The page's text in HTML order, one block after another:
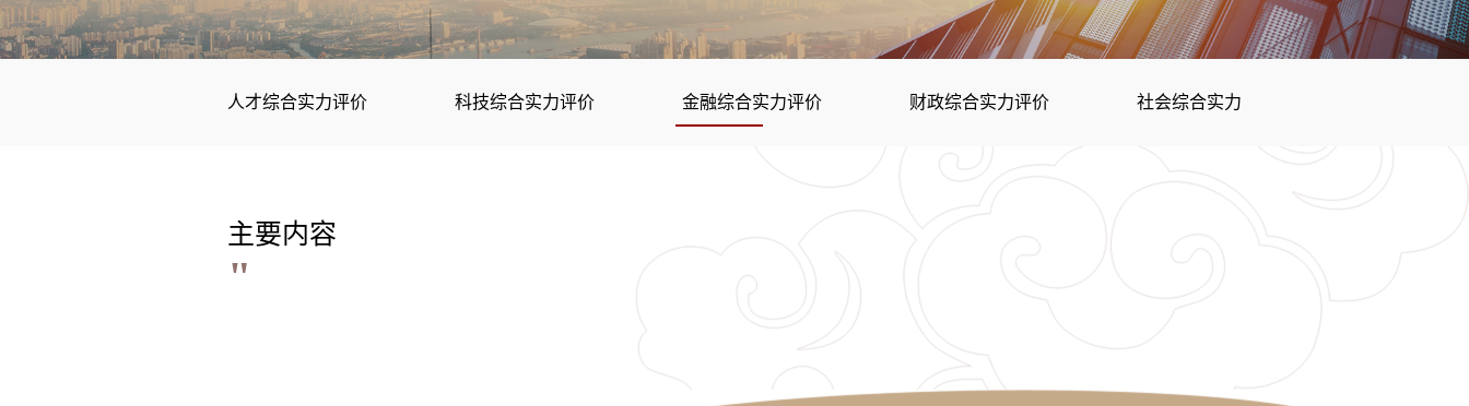
人才综合实力评价 科技综合实力评价 金融综合实力评价 财政综合实力评价 社会综合实力评价
主要内容
"